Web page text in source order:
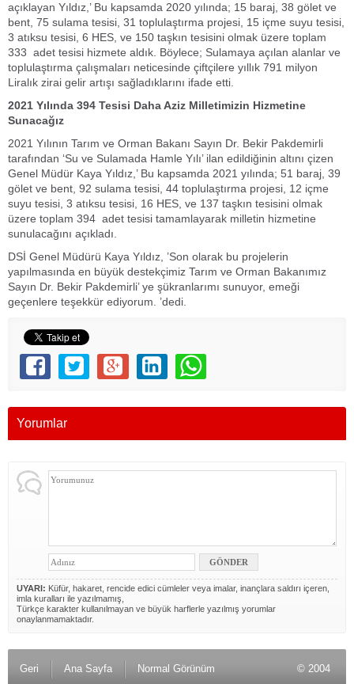
açıklayan Yıldız,’ Bu kapsamda 2020 yılında; 15 baraj, 38 gölet ve
bent, 75 sulama tesisi, 31 toplulaştırma projesi, 15 içme suyu tesisi,
3 atıksu tesisi, 6 HES, ve 150 taşkın tesisini olmak üzere toplam
333 adet tesisi hizmete aldık. Böylece; Sulamaya açılan alanlar ve
toplulaştırma çalışmaları neticesinde çiftçilere yıllık 791 milyon
Liralık zirai gelir artışı sağladıklarını ifade etti.
2021 Yılında 394 Tesisi Daha Aziz Milletimizin Hizmetine
Sunacağız
2021 Yılının Tarım ve Orman Bakanı Sayın Dr. Bekir Pakdemirli
tarafından ‘Su ve Sulamada Hamle Yılı’ ilan edildiğinin altını çizen
Genel Müdür Kaya Yıldız,’ Bu kapsamda 2021 yılında; 51 baraj, 39
gölet ve bent, 92 sulama tesisi, 44 toplulaştırma projesi, 12 içme
suyu tesisi, 3 atıksu tesisi, 16 HES, ve 137 taşkın tesisini olmak
üzere toplam 394 adet tesisi tamamlayarak milletin hizmetine
sunulacağını açıkladı.
DSİ Genel Müdürü Kaya Yıldız, ’Son olarak bu projelerin
yapılmasında en büyük destekçimiz Tarım ve Orman Bakanımız
Sayın Dr. Bekir Pakdemirli’ ye şükranlarımı sunuyor, emeği
geçenlere teşekkür ediyorum. ’dedi.
Yorumlar
UYARI: Küfür, hakaret, rencide edici cümleler veya imalar, inançlara saldırı içeren,
imla kuralları ile yazılmamış,
Türkçe karakter kullanılmayan ve büyük harflerle yazılmış yorumlar
onaylanmamaktadır.
Geri Ana Sayfa Normal Görünüm © 2004